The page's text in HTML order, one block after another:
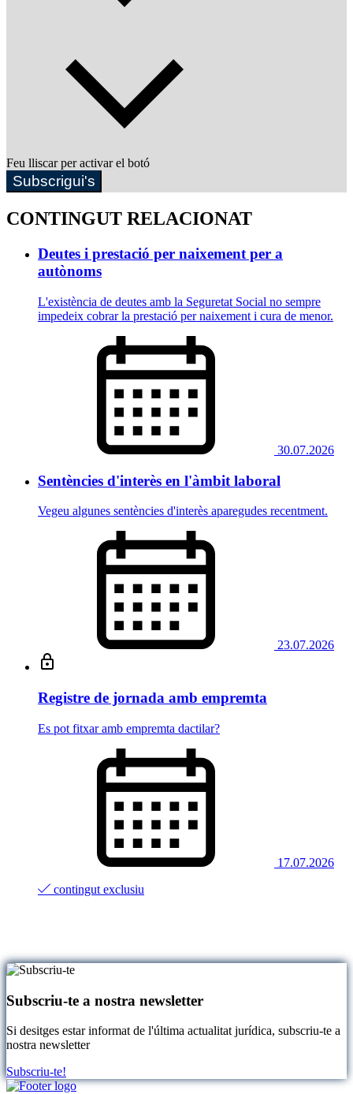
Feu lliscar per activar el botó
Subscrigui's
CONTINGUT RELACIONAT
Deutes i prestació per naixement per a
autònoms
L'existència de deutes amb la Seguretat Social no sempre
impedeix cobrar la prestació per naixement i cura de menor.
30.07.2026
Sentències d'interès en l'àmbit laboral
Vegeu algunes sentències d'interès aparegudes recentment.
23.07.2026
Registre de jornada amb empremta
Es pot fitxar amb empremta dactilar?
17.07.2026
contingut exclusiu
Subscriu-te a nostra newsletter
Si desitges estar informat de l'última actualitat jurídica, subscriu-te a
nostra newsletter
Subscriu-te!